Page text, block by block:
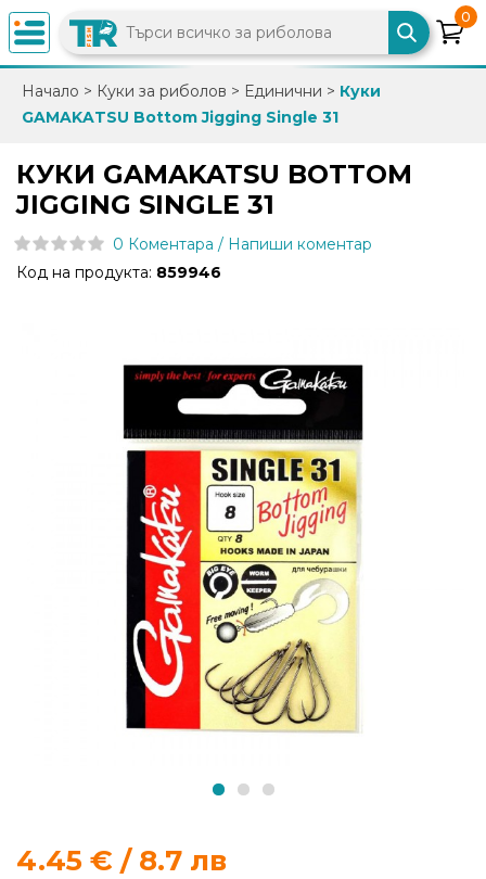
×
0882
086
info@trfish.com
Промоции
за
риболов
0
Начало > Куки за риболов > Единични > Куки
GAMAKATSU Bottom Jigging Single 31
КУКИ GAMAKATSU BOTTOM
JIGGING SINGLE 31
0 Коментара / Напиши коментар
Код на продукта: 859946
4.45 € / 8.7 лв